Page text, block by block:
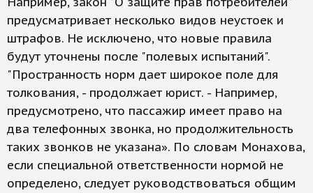
предусматривает несколько видов неустоек и
штрафов. Не исключено, что новые правила
будут уточнены после "полевых испытаний".
"Пространность норм дает широкое поле для
толкования, - продолжает юрист. - Например,
предусмотрено, что пассажир имеет право на
два телефонных звонка, но продолжительность
таких звонков не указана». По словам Монахова,
если специальной ответственности нормой не
определено, следует руководствоваться общим